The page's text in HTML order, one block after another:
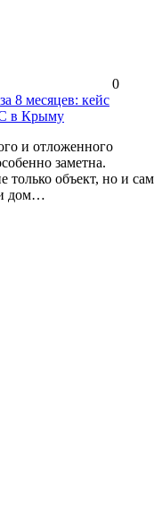
0
8 месяцев: кейс
в Крыму
и отложенного
заметна.
только объект, но и сам
дом…